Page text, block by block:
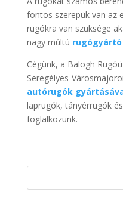
fontos szerepük van az
rugókra van szüksége
nagy múltú rugógyártó
Cégünk, a Balogh
Seregélyes-
autórugók
laprugók, tányérrugók
foglalkozunk.